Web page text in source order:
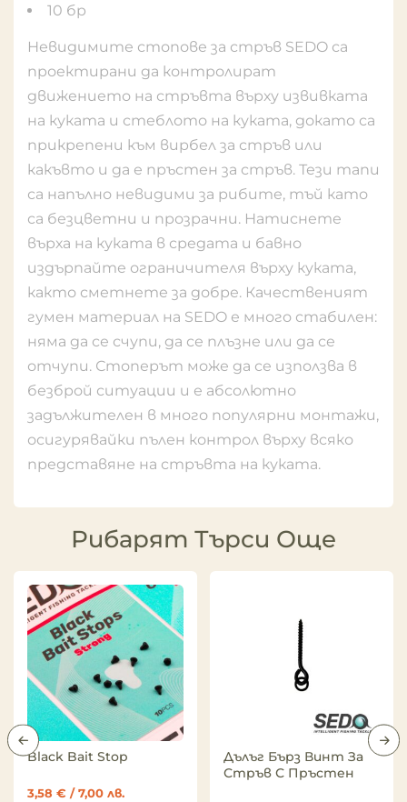
10 бр
Невидимите стопове за стръв SEDO са
проектирани да контролират
движението на стръвта върху извивката
на куката и стеблото на куката, докато са
прикрепени към вирбел за стръв или
какъвто и да е пръстен за стръв. Тези тапи
са напълно невидими за рибите, тъй като
са безцветни и прозрачни. Натиснете
върха на куката в средата и бавно
издърпайте ограничителя върху куката,
както сметнете за добре. Качественият
гумен материал на SEDO е много стабилен:
няма да се счупи, да се плъзне или да се
отчупи. Стоперът може да се използва в
безброй ситуации и е абсолютно
задължителен в много популярни монтажи,
осигурявайки пълен контрол върху всяко
представяне на стръвта на куката.
Рибарят Търси Още
Black Bait Stop
3,58 € / 7,00 лв.
Дълъг Бърз Винт За
Стръв С Пръстен